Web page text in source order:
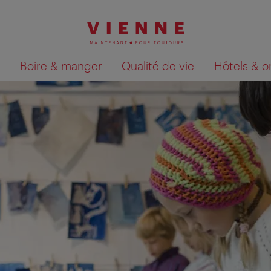
Boire & manger Qualité de vie Hôtels &
Afficher les résultats de la recherche sur la